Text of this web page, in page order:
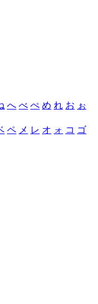
へ べ ぺ め れ お ぉ
ペ メ レ オ ォ コ ゴ